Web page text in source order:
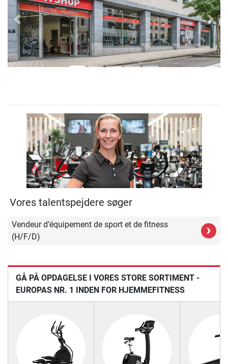
Previous Next
Vores talentspejdere søger
Vendeur d’équipement de sport et de fitness
(H/F/D)
›
GÅ PÅ OPDAGELSE I VORES STORE SORTIMENT -
EUROPAS NR. 1 INDEN FOR HJEMMEFITNESS